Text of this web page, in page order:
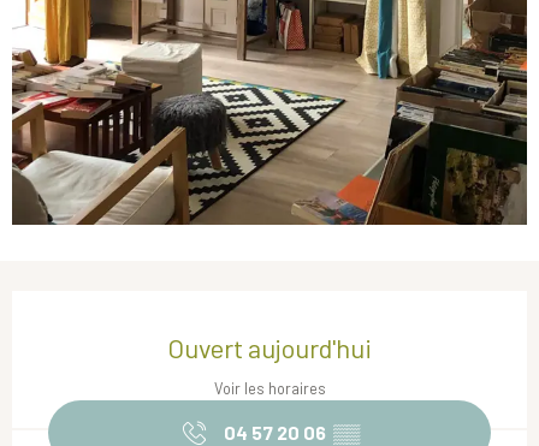
Ouvert aujourd'hui
Voir les horaires
04 57 20 06 ▒▒